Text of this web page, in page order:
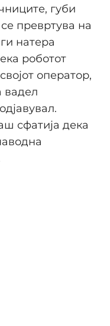
губи
превртува на
натера
роботот
оператор,
вадел
сфатија дека